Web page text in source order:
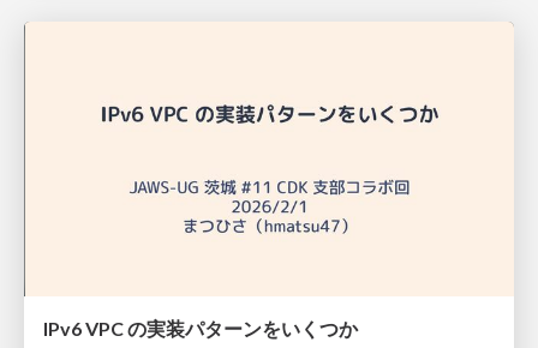
IPv6 VPC の実装パターンをいくつか